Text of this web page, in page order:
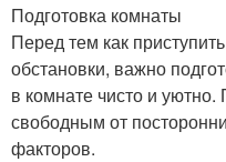
Подготовка комнаты
Перед тем как
обстановки, важно
в комнате чисто и
свободным от
факторов.